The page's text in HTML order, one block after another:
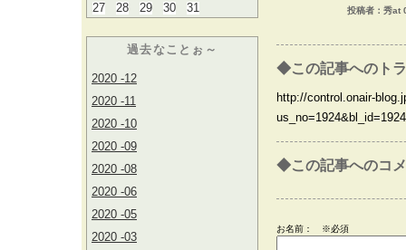
27
28 29 30 31
過去なことぉ～
2020 -12
2020 -11
2020 -10
2020 -09
2020 -08
2020 -06
2020 -05
2020 -03
投稿者：秀at
◆この記事へのト
http://control.onair-
◆この記事へのコ
お名前： ※必須